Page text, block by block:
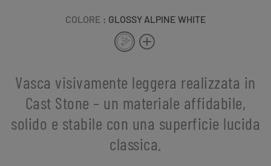
COLORE : GLOSSY ALPINE WHITE
Vasca visivamente leggera realizzata in
Cast Stone – un materiale affidabile,
solido e stabile con una superficie lucida
classica.